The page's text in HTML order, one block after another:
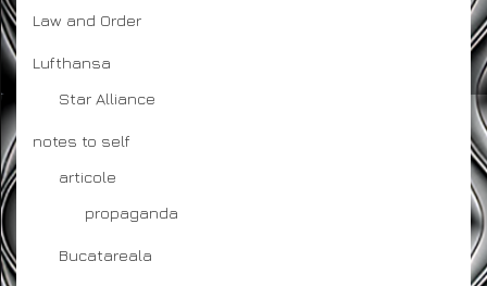
Law and Order
Lufthansa
Star Alliance
notes to self
articole
propaganda
Bucatareala